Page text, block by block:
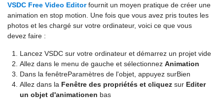
VSDC Free Video Editorfournit un moyen pratique de créer une
animation en stop motion. Une fois que vous avez pris toutes les
photos et les chargé sur votre ordinateur, voici ce que vous
devez faire :
Lancez VSDC sur votre ordinateur et démarrez un projet vide
Allez dans le menu de gauche et sélectionnez Animation
Dans la fenêtreParamètres de l'objet, appuyez surBien
Allez dans la Fenêtre des propriétés et cliquez sur Editer
un objet d'animationen bas